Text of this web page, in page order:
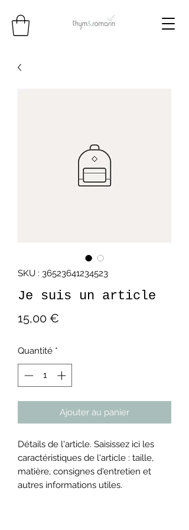
SKU : 36523641234523
Je suis un article
15,00 €
Quantité *
Ajouter au panier
Détails de l'article. Saisissez ici les
caractéristiques de l'article : taille,
matière, consignes d'entretien et
autres informations utiles.